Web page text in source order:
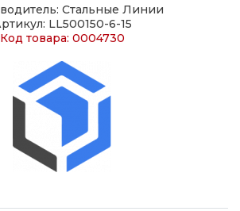
Стальные Линии
LL500150-6-15
Код товара: 0004730